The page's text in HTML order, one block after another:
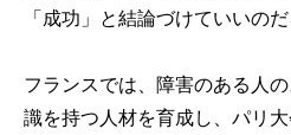
「成功」と結論づけていいのだ
フランスでは、障害のある人
識を持つ人材を育成し、パリ